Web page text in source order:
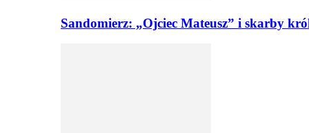
Sandomierz: „Ojciec Mateusz” i skarby